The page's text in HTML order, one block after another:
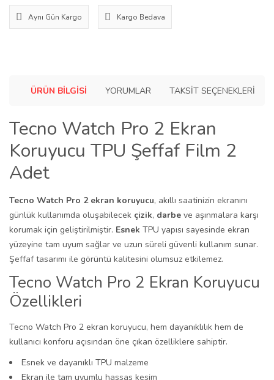
Aynı Gün Kargo Kargo Bedava
ÜRÜN BILGISI YORUMLAR TAKSIT SEÇENEKLERI
Tecno Watch Pro 2 Ekran
Koruyucu TPU Şeffaf Film 2
Adet
Tecno Watch Pro 2 ekran koruyucu, akıllı saatinizin ekranını
günlük kullanımda oluşabilecek çizik, darbe ve aşınmalara karşı
korumak için geliştirilmiştir. Esnek TPU yapısı sayesinde ekran
yüzeyine tam uyum sağlar ve uzun süreli güvenli kullanım sunar.
Şeffaf tasarımı ile görüntü kalitesini olumsuz etkilemez.
Tecno Watch Pro 2 Ekran Koruyucu
Özellikleri
Tecno Watch Pro 2 ekran koruyucu, hem dayanıklılık hem de
kullanıcı konforu açısından öne çıkan özelliklere sahiptir.
Esnek ve dayanıklı TPU malzeme
Ekran ile tam uyumlu hassas kesim